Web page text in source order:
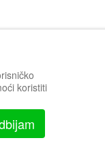
koristiti